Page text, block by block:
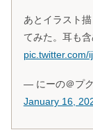
あとイラスト
てみた。耳も
pic.twitter.com/
— にーの＠プ
January 16,